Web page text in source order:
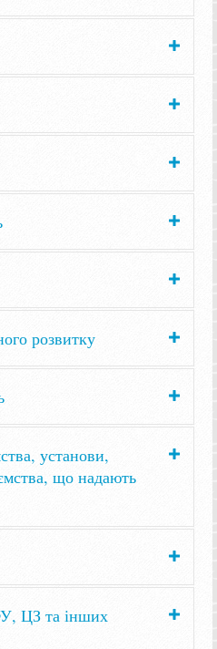
розвитку
установи,
що надають
ЦЗ та інших